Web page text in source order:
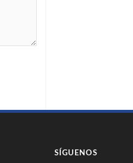
SÍGUENOS